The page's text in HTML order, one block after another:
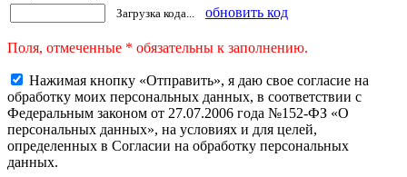
Загрузка кода... обновить код
Поля, отмеченные * обязательны к заполнению.
Нажимая кнопку «Отправить», я даю свое согласие на
обработку моих персональных данных, в соответствии с
Федеральным законом от 27.07.2006 года №152-ФЗ «О
персональных данных», на условиях и для целей,
определенных в Согласии на обработку персональных
данных.